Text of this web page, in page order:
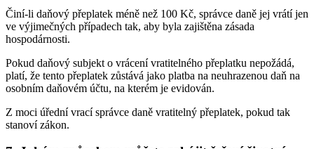
Činí-li daňový přeplatek méně než 100 Kč, správce daně jej vrátí jen
ve výjimečných případech tak, aby byla zajištěna zásada
hospodárnosti.
Pokud daňový subjekt o vrácení vratitelného přeplatku nepožádá,
platí, že tento přeplatek zůstává jako platba na neuhrazenou daň na
osobním daňovém účtu, na kterém je evidován.
Z moci úřední vrací správce daně vratitelný přeplatek, pokud tak
stanoví zákon.